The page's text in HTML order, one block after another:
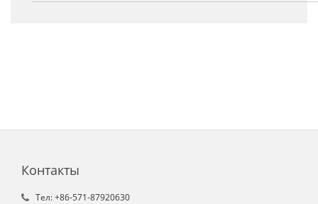
Контакты
Tел: +86-571-87920630